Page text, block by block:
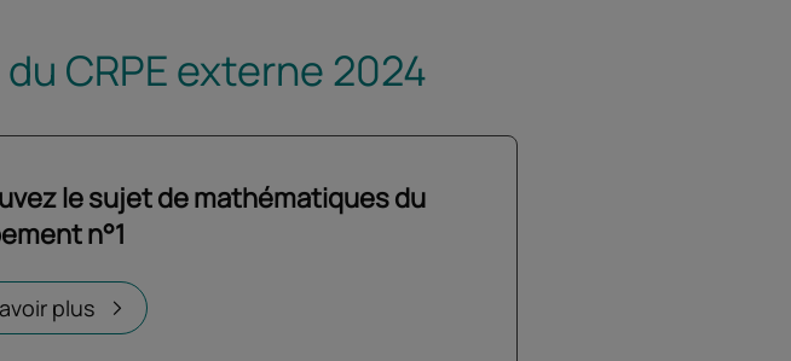
CRPE externe 2024
le sujet de mathématiques du
n°1
plus
un nouvel onglet